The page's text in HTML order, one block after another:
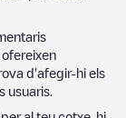
d'afegir-hi els
usuaris.